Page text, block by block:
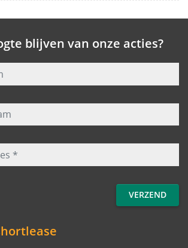
blijven van onze acties?